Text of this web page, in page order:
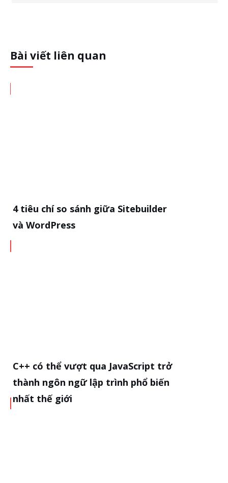
Bài viết liên quan
4 tiêu chí so sánh giữa Sitebuilder
và WordPress
C++ có thể vượt qua JavaScript trở
thành ngôn ngữ lập trình phổ biến
nhất thế giới